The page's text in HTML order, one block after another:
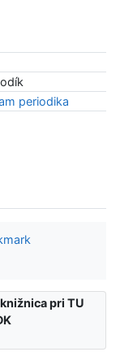
periodika
pri TU